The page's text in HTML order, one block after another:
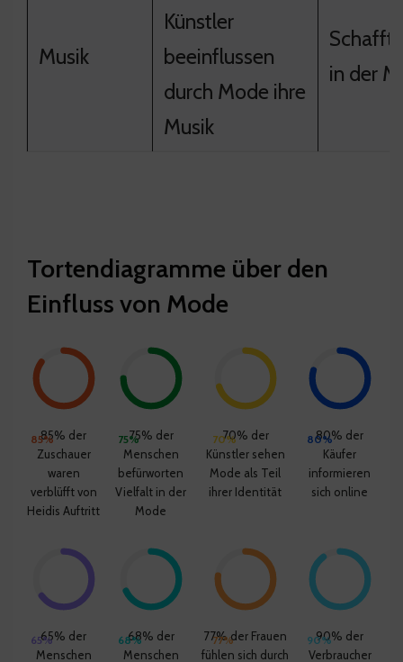
Musik
Künstler
beeinflussen
durch Mode ihre
Musik
Schafft
in der
Tortendiagramme über den
Einfluss von Mode
85%85% der
Zuschauer
waren
verblüfft von
Heidis Auftritt
75%75% der
Menschen
befürworten
Vielfalt in der
Mode
70%
70% der
Künstler sehen
Mode als Teil
ihrer Identität
80%
80% der
Käufer
informieren
sich online
65%65% der
Menschen
68%
68% der
Menschen
77%
77% der Frauen
fühlen sich durch
90%
90% der
Verbraucher